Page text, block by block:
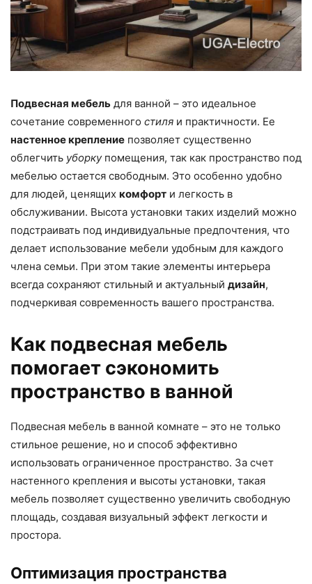
Подвесная мебель для ванной – это идеальное
сочетание современного стиля и практичности. Ее
настенное крепление позволяет существенно
облегчить уборкупомещения, так как пространство под
мебелью остается свободным. Это особенно удобно
для людей, ценящих комфорт и легкость в
обслуживании. Высота установки таких изделий можно
подстраивать под индивидуальные предпочтения, что
делает использование мебели удобным для каждого
члена семьи. При этом такие элементы интерьера
всегда сохраняют стильный и актуальный дизайн,
подчеркивая современность вашего пространства.
Как подвесная мебель
помогает сэкономить
пространство в ванной
Подвесная мебель в ванной комнате – это не только
стильное решение, но и способ эффективно
использовать ограниченное пространство. За счет
настенного крепления и высоты установки, такая
мебель позволяет существенно увеличить свободную
площадь, создавая визуальный эффект легкости и
простора.
Оптимизация пространства